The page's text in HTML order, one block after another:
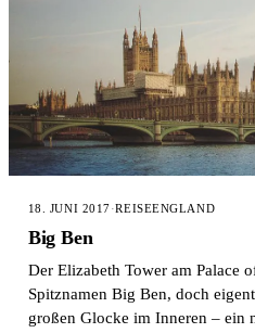
18. JUNI 2017·REISEENGLAND
Big Ben
Der Elizabeth Tower am Palace
Spitznamen Big Ben, doch
großen Glocke im Inneren – ein